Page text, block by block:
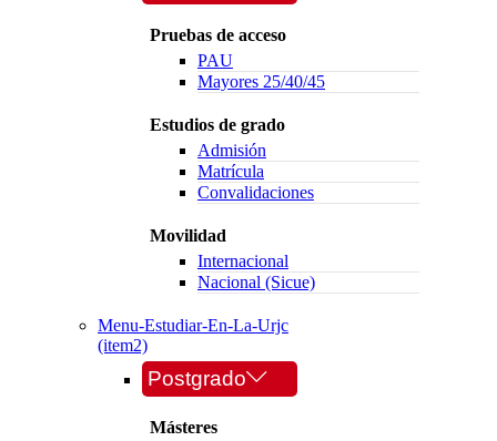
Pruebas de acceso
PAU
Mayores 25/40/45
Estudios de grado
Admisión
Matrícula
Convalidaciones
Movilidad
Internacional
Nacional (Sicue)
Menu-Estudiar-En-La-Urjc
(item2)
Postgrado
Másteres